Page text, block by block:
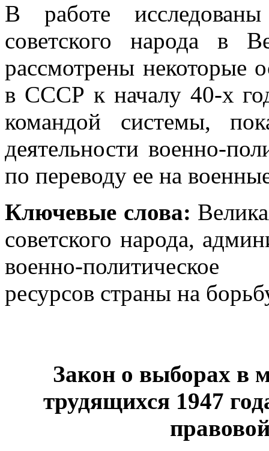
В работе
советского народа в
рассмотрены некоторые
в СССР к началу 40-х
командой системы,
деятельности военно-
по переводу ее на
Ключевые слова:
советского народа,
военно-
ресурсов страны на
Закон о выборах в
трудящихся 1947